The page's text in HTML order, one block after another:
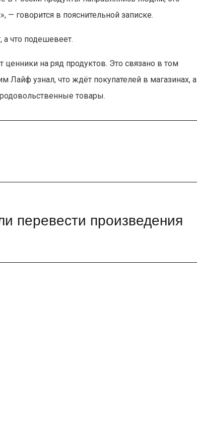
говорится в пояснительной записке.
а что подешевеет.
ценники на ряд продуктов. Это связано в том
Лайф узнал, что ждёт покупателей в магазинах, а
товары.
перевести произведения